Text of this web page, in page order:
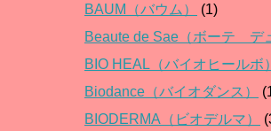
BAUM（バウム）
(1)
Beaute de Sae（ボーテ デ
BIO HEAL（バイオヒールボ）
Biodance（バイオダンス）
BIODERMA（ビオデルマ）